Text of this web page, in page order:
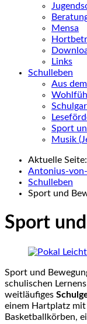
Mensa
Links
Schulleben
Aus
Sport
Musik
Aktuelle Seite:
Antonius-
Schulleben
Sport und
Sport
Sport und
schulischen
weitläufiges
einem Hartplatz mit
Basketballkörben,